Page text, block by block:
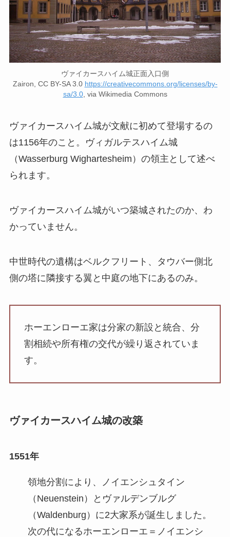
ヴァイカースハイム城正面入口側
Zairon, CC BY-SA 3.0 https://creativecommons.org/licenses/by-
sa/3.0, via Wikimedia Commons
ヴァイカースハイム城が文献に初めて登場するの
は1156年のこと。ヴィガルテスハイム城
（Wasserburg Wighartesheim）の領主として述べ
られます。
ヴァイカースハイム城がいつ築城されたのか、わ
かっていません。
中世時代の遺構はベルクフリート、タウバー側北
側の塔に隣接する翼と中庭の地下にあるのみ。
ホーエンローエ家は分家の新設と統合、分
割相続や所有権の交代が繰り返されていま
す。
ヴァイカースハイム城の改築
1551年
領地分割により、ノイエンシュタイン
（Neuenstein）とヴァルデンブルグ
（Waldenburg）に2大家系が誕生しました。
次の代になるホーエンローエ＝ノイエンシ